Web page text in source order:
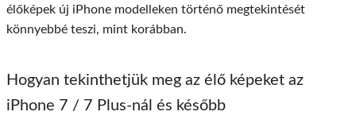
élőképek új iPhone modelleken történő megtekintését
könnyebbé teszi, mint korábban.
Hogyan tekinthetjük meg az élő képeket az
iPhone 7 / 7 Plus-nál és később